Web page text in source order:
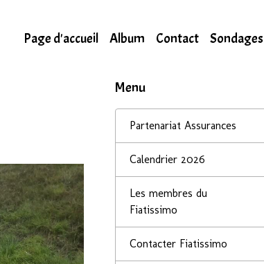
Page d'accueil Album Contact Sondages
Menu
Partenariat Assurances
Calendrier 2026
Les membres du
Fiatissimo
Contacter Fiatissimo